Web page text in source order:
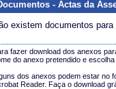
- Actas da
existem documentos
fazer download dos anexos
do anexo pretendido e
dos anexos podem estar no
Reader. Faça o download